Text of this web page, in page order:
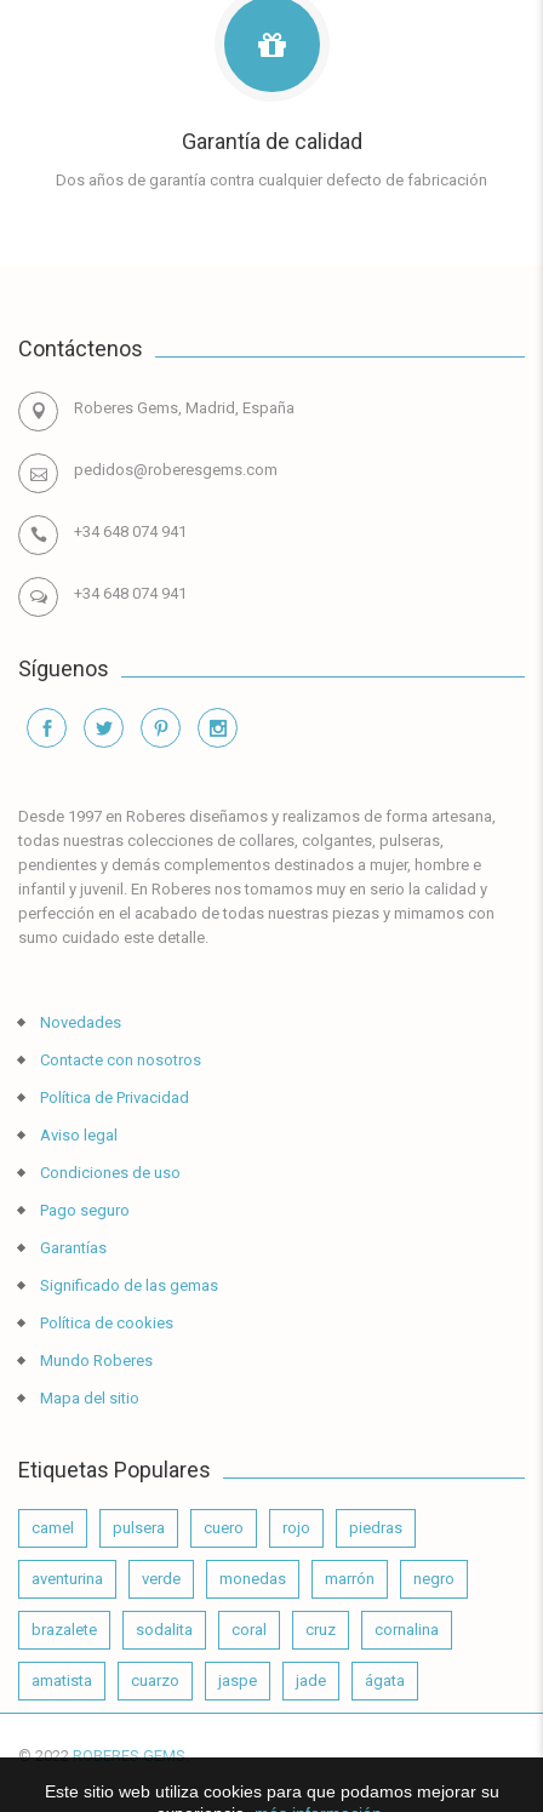
Garantía de calidad
Dos años de garantía contra cualquier defecto de fabricación
Contáctenos
Roberes Gems, Madrid, España
pedidos@roberesgems.com
+34 648 074 941
+34 648 074 941
Síguenos
Desde 1997 en Roberes diseñamos y realizamos de forma artesana,
todas nuestras colecciones de collares, colgantes, pulseras,
pendientes y demás complementos destinados a mujer, hombre e
infantil y juvenil. En Roberes nos tomamos muy en serio la calidad y
perfección en el acabado de todas nuestras piezas y mimamos con
sumo cuidado este detalle.
Información
Novedades
Contacte con nosotros
Política de Privacidad
Aviso legal
Condiciones de uso
Pago seguro
Garantías
Significado de las gemas
Política de cookies
Mundo Roberes
Mapa del sitio
Etiquetas Populares
camel pulsera cuero rojo piedras
aventurina verde monedas marrón negro
brazalete sodalita coral cruz cornalina
amatista cuarzo jaspe jade ágata
Este sitio web utiliza cookies para que podamos mejorar su
© 2022ROBERES GEMS.